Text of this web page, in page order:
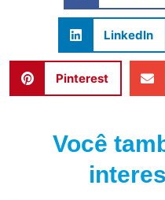
LinkedIn
Pinterest
Você